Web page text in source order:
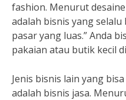
fashion. Menurut
adalah bisnis yang
pasar yang luas.” Anda
pakaian atau butik kecil
Jenis bisnis lain yang
adalah bisnis jasa.